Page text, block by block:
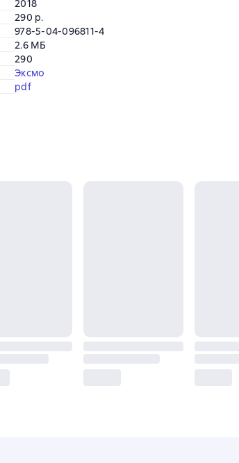
2018
290 p.
978-5-04-096811-4
2.6 МБ
290
Эксмо
pdf